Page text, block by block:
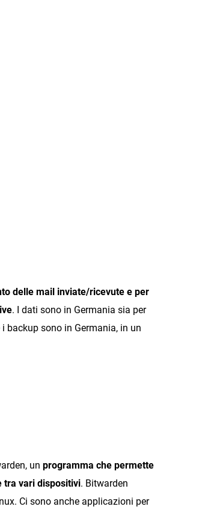
delle mail inviate/ricevute e per
. I dati sono in Germania sia per
backup sono in Germania, in un
unprogramma che permette
tra vari dispositivi. Bitwarden
Ci sono anche applicazioni per